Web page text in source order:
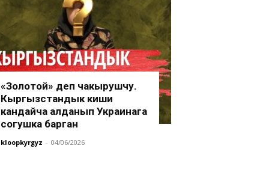
«Золотой» деп чакырушчу.
Кыргызстандык киши
кандайча алданып Украинага
согушка барган
kloopkyrgyz - 04/06/2026